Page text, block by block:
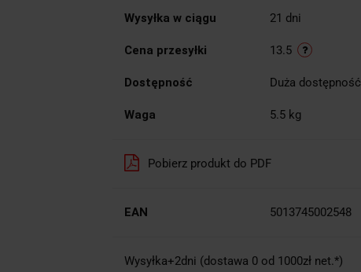
Wysyłka w ciągu 21 dni
Cena przesyłki 13.5
Dostępność Duża dostępność
Waga 5.5 kg
Pobierz produkt do PDF
EAN 5013745002548
Wysyłka+2dni (dostawa 0 od 1000zł net.*)